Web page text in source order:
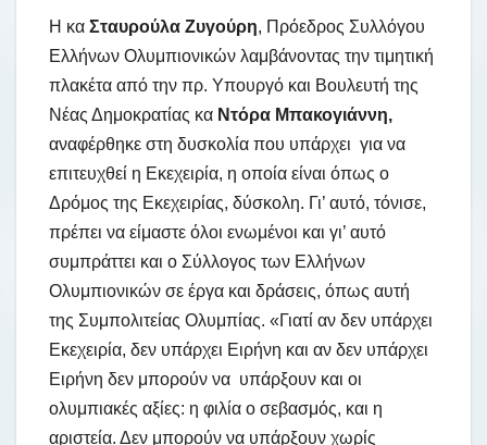
Η κα Σταυρούλα Ζυγούρη, Πρόεδρος Συλλόγου
Ελλήνων Ολυμπιονικών λαμβάνοντας την τιμητική
πλακέτα από την πρ. Υπουργό και Βουλευτή της
Νέας Δημοκρατίας κα Ντόρα Μπακογιάννη,
αναφέρθηκε στη δυσκολία που υπάρχει για να
επιτευχθεί η Εκεχειρία, η οποία είναι όπως ο
Δρόμος της Εκεχειρίας, δύσκολη. Γι’ αυτό, τόνισε,
πρέπει να είμαστε όλοι ενωμένοι και γι’ αυτό
συμπράττει και ο Σύλλογος των Ελλήνων
Ολυμπιονικών σε έργα και δράσεις, όπως αυτή
της Συμπολιτείας Ολυμπίας. «Γιατί αν δεν υπάρχει
Εκεχειρία, δεν υπάρχει Ειρήνη και αν δεν υπάρχει
Ειρήνη δεν μπορούν να υπάρξουν και οι
ολυμπιακές αξίες: η φιλία ο σεβασμός, και η
αριστεία. Δεν μπορούν να υπάρξουν χωρίς